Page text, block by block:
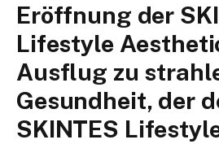
Eröffnung der
Lifestyle
Ausflug zu
Gesundheit, der
SKINTES